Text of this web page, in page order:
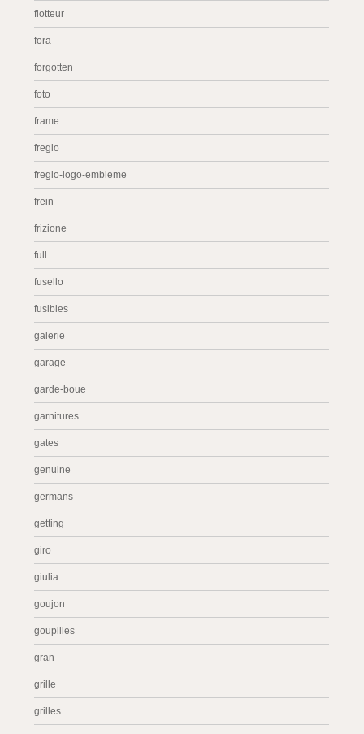
flotteur
fora
forgotten
foto
frame
fregio
fregio-logo-embleme
frein
frizione
full
fusello
fusibles
galerie
garage
garde-boue
garnitures
gates
genuine
germans
getting
giro
giulia
goujon
goupilles
gran
grille
grilles